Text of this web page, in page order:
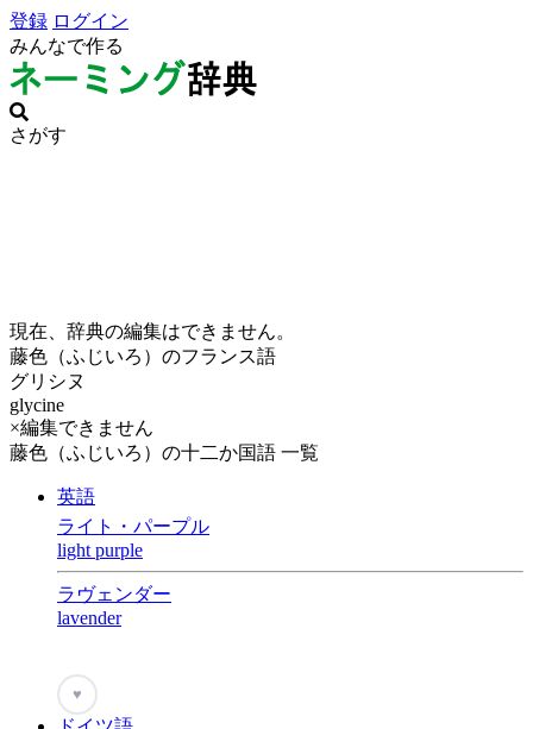
登録 ログイン
みんなで作る
さがす
現在、辞典の編集はできません。
藤色（ふじいろ）のフランス語
グリシヌ
glycine
×編集できません
藤色（ふじいろ）の十二か国語 一覧
英語
ライト・パープル
light purple
ラヴェンダー
lavender
♥